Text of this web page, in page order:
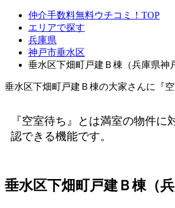
仲介手数料無料ウチコミ！TOP
エリアで探す
兵庫県
神戸市垂水区
垂水区下畑町戸建Ｂ棟（兵庫県神
垂水区下畑町戸建Ｂ棟の大家さんに『
『空室待ち』とは満室の物件
認できる機能です。
垂水区下畑町戸建Ｂ棟（